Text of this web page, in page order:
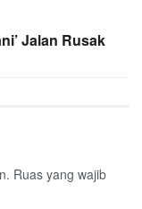
Jalan Rusak
Ruas yang wajib